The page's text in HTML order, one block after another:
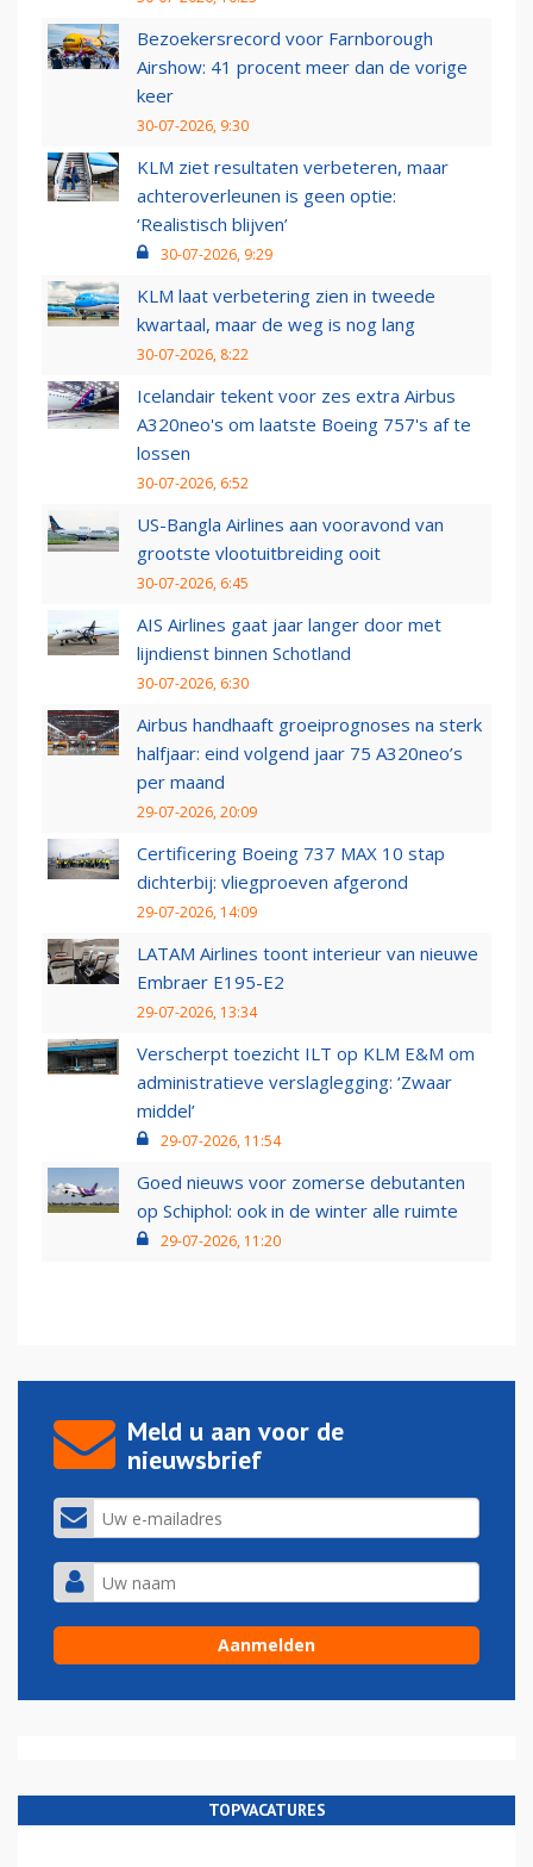
Bezoekersrecord voor Farnborough
Airshow: 41 procent meer dan de vorige
keer
30-07-2026, 9:30
KLM ziet resultaten verbeteren, maar
achteroverleunen is geen optie:
‘Realistisch blijven’
30-07-2026, 9:29
KLM laat verbetering zien in tweede
kwartaal, maar de weg is nog lang
30-07-2026, 8:22
Icelandair tekent voor zes extra Airbus
A320neo's om laatste Boeing 757's af te
lossen
30-07-2026, 6:52
US-Bangla Airlines aan vooravond van
grootste vlootuitbreiding ooit
30-07-2026, 6:45
AIS Airlines gaat jaar langer door met
lijndienst binnen Schotland
30-07-2026, 6:30
Airbus handhaaft groeiprognoses na sterk
halfjaar: eind volgend jaar 75 A320neo’s
per maand
29-07-2026, 20:09
Certificering Boeing 737 MAX 10 stap
dichterbij: vliegproeven afgerond
29-07-2026, 14:09
LATAM Airlines toont interieur van nieuwe
Embraer E195-E2
29-07-2026, 13:34
Verscherpt toezicht ILT op KLM E&M om
administratieve verslaglegging: ‘Zwaar
middel’
29-07-2026, 11:54
Goed nieuws voor zomerse debutanten
op Schiphol: ook in de winter alle ruimte
29-07-2026, 11:20
Meld u aan voor de
nieuwsbrief
TOPVACATURES